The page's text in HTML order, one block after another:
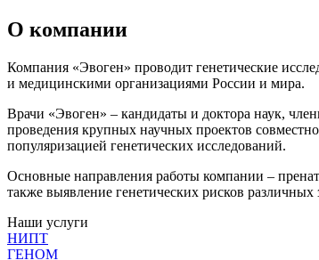
О компании
Компания «Эвоген» проводит генетические
и медицинскими организациями России и мира.
Врачи «Эвоген» – кандидаты и доктора наук,
проведения крупных научных проектов
популяризацией генетических исследований.
Основные направления работы компании –
также выявление генетических рисков
Наши услуги
НИПТ
ГЕНОМ